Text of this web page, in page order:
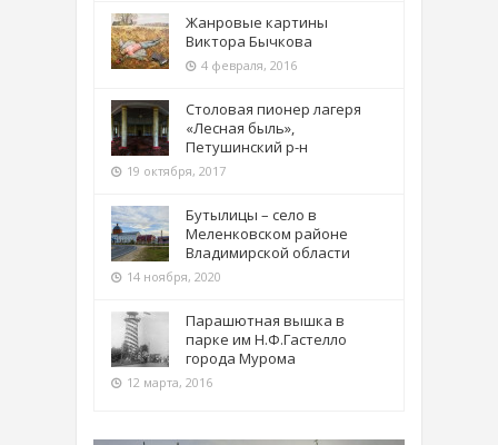
Жанровые картины
Виктора Бычкова
4 февраля, 2016
Столовая пионер лагеря
«Лесная быль»,
Петушинский р-н
19 октября, 2017
Бутылицы – село в
Меленковском районе
Владимирской области
14 ноября, 2020
Парашютная вышка в
парке им Н.Ф.Гастелло
города Мурома
12 марта, 2016